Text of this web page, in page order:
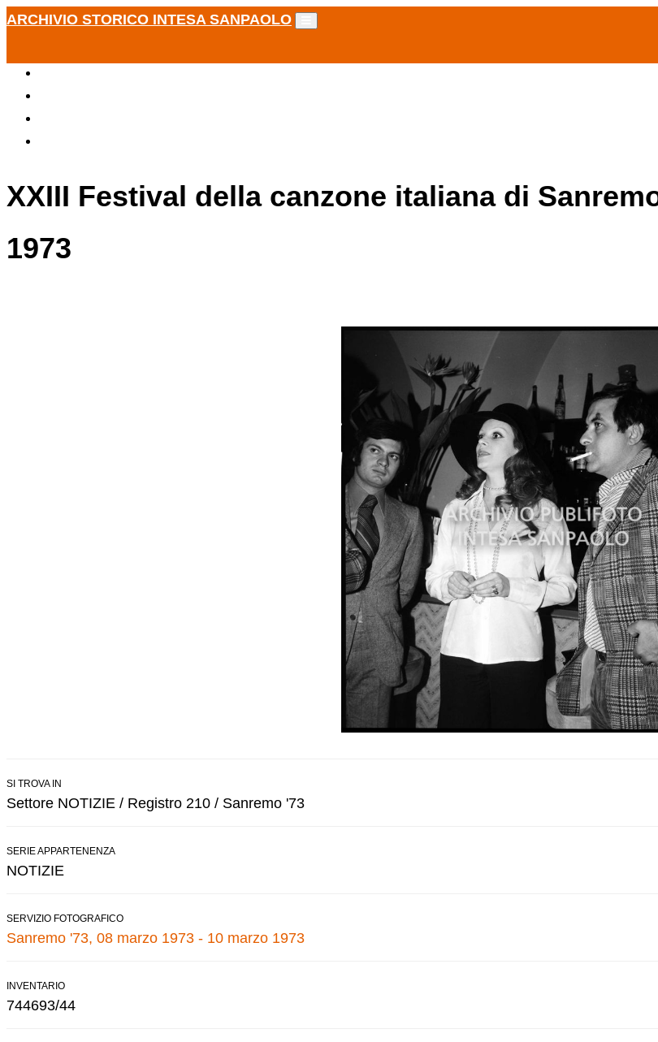
ARCHIVIO STORICO INTESA SANPAOLO
XXIII Festival della canzone italiana di
1973
SI TROVA IN
Settore NOTIZIE / Registro 210 / Sanremo '73
SERIE APPARTENENZA
NOTIZIE
SERVIZIO FOTOGRAFICO
Sanremo '73, 08 marzo 1973 - 10 marzo 1973
INVENTARIO
744693/44